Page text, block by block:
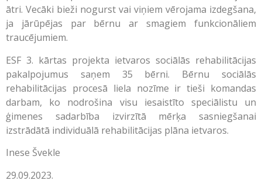
ātri. Vecāki bieži nogurst vai viņiem vērojama izdegšana,
ja jārūpējas par bērnu ar smagiem funkcionāliem
traucējumiem.
ESF 3. kārtas projekta ietvaros sociālās rehabilitācijas
pakalpojumus saņem 35 bērni. Bērnu sociālās
rehabilitācijas procesā liela nozīme ir tieši komandas
darbam, ko nodrošina visu iesaistīto speciālistu un
ģimenes sadarbība izvirzītā mērķa sasniegšanai
izstrādātā individuālā rehabilitācijas plāna ietvaros.
Inese Švekle
29.09.2023.